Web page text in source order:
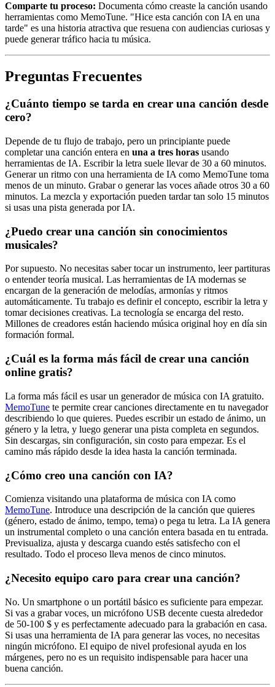
Comparte tu proceso: Documenta cómo creaste la canción usando
herramientas como MemoTune. "Hice esta canción con IA en una
tarde" es una historia atractiva que resuena con audiencias curiosas y
puede generar tráfico hacia tu música.
Preguntas Frecuentes
¿Cuánto tiempo se tarda en crear una canción desde
cero?
Depende de tu flujo de trabajo, pero un principiante puede
completar una canción entera en una a tres horas usando
herramientas de IA. Escribir la letra suele llevar de 30 a 60 minutos.
Generar un ritmo con una herramienta de IA como MemoTune toma
menos de un minuto. Grabar o generar las voces añade otros 30 a 60
minutos. La mezcla y exportación pueden tardar tan solo 15 minutos
si usas una pista generada por IA.
¿Puedo crear una canción sin conocimientos
musicales?
Por supuesto. No necesitas saber tocar un instrumento, leer partituras
o entender teoría musical. Las herramientas de IA modernas se
encargan de la generación de melodías, armonías y ritmos
automáticamente. Tu trabajo es definir el concepto, escribir la letra y
tomar decisiones creativas. La tecnología se encarga del resto.
Millones de creadores están haciendo música original hoy en día sin
formación formal.
¿Cuál es la forma más fácil de crear una canción
online gratis?
La forma más fácil es usar un generador de música con IA gratuito.
MemoTune te permite crear canciones directamente en tu navegador
describiendo lo que quieres. Puedes escribir un estado de ánimo, un
género y la letra, y luego generar una pista completa en segundos.
Sin descargas, sin configuración, sin costo para empezar. Es el
camino más rápido desde la idea hasta la canción terminada.
¿Cómo creo una canción con IA?
Comienza visitando una plataforma de música con IA como
MemoTune. Introduce una descripción de la canción que quieres
(género, estado de ánimo, tempo, tema) o pega tu letra. La IA genera
un instrumental completo o una canción entera basada en tu entrada.
Previsualiza, ajusta y descarga cuando estés satisfecho con el
resultado. Todo el proceso lleva menos de cinco minutos.
¿Necesito equipo caro para crear una canción?
No. Un smartphone o un portátil básico es suficiente para empezar.
Si vas a grabar voces, un micrófono USB decente cuesta alrededor
de 50-100 $ y es perfectamente adecuado para la grabación en casa.
Si usas una herramienta de IA para generar las voces, no necesitas
ningún micrófono. El equipo de nivel profesional ayuda en los
márgenes, pero no es un requisito indispensable para hacer una
buena canción.